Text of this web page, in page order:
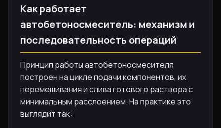
Как работает
автобетоносмеситель: механизм и
последовательность операций
Принцип работы автобетоносмесителя
построен на цикле подачи компонентов, их
перемешивания и слива готового раствора с
минимальным расслоением. На практике это
выглядит так: